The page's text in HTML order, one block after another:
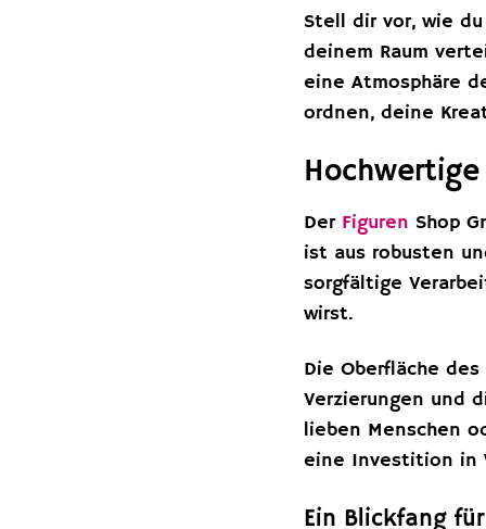
Stell dir vor, wie
deinem Raum
eine Atmosphäre
ordnen, deine
Der Figuren Shop
ist aus robusten
sorgfältige
wirst.
Die Oberfläche
Verzierungen und
lieben Menschen
eine Investition in
Ein Blickfang